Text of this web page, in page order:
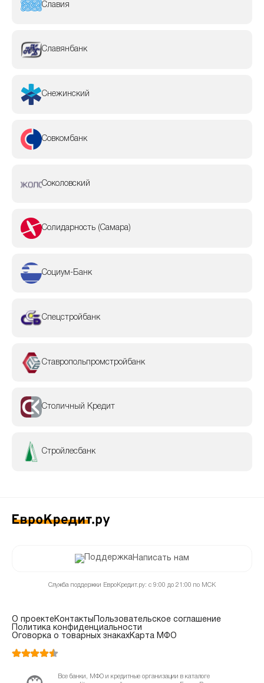
Славия
Славянбанк
Снежинский
Совкомбанк
Соколовский
Солидарность (Самара)
Социум-Банк
Спецстройбанк
Ставропольпромстройбанк
Столичный Кредит
Стройлесбанк
Написать нам
Служба поддержки ЕвроКредит.ру: с 9:00 до 21:00 по МСК
О проектеКонтакты Пользовательское соглашение
Политика конфиденциальности
Оговорка о товарных знакахКарта МФО
Все банки, МФО и кредитные организации в каталоге